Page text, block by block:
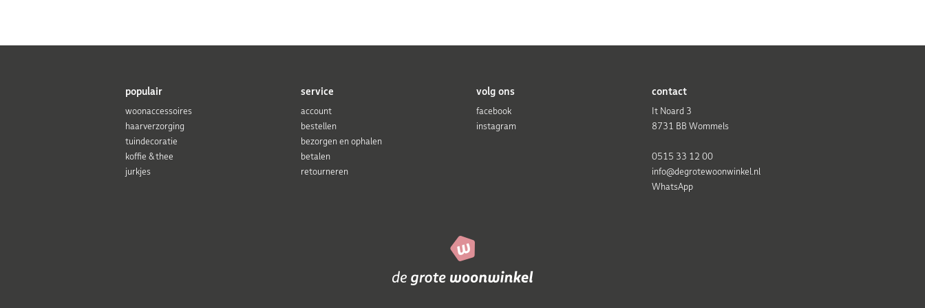
populair
woonaccessoires
haarverzorging
tuindecoratie
koffie & thee
jurkjes
service
account
bestellen
bezorgen en ophalen
betalen
retourneren
volg ons
facebook
instagram
contact
It Noard 3
8731 BB Wommels
0515 33 12 00
info@degrotewoonwinkel.nl
WhatsApp